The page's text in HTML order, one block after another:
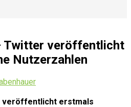
Twitter veröffentlicht
Nutzerzahlen
veröffentlicht erstmals